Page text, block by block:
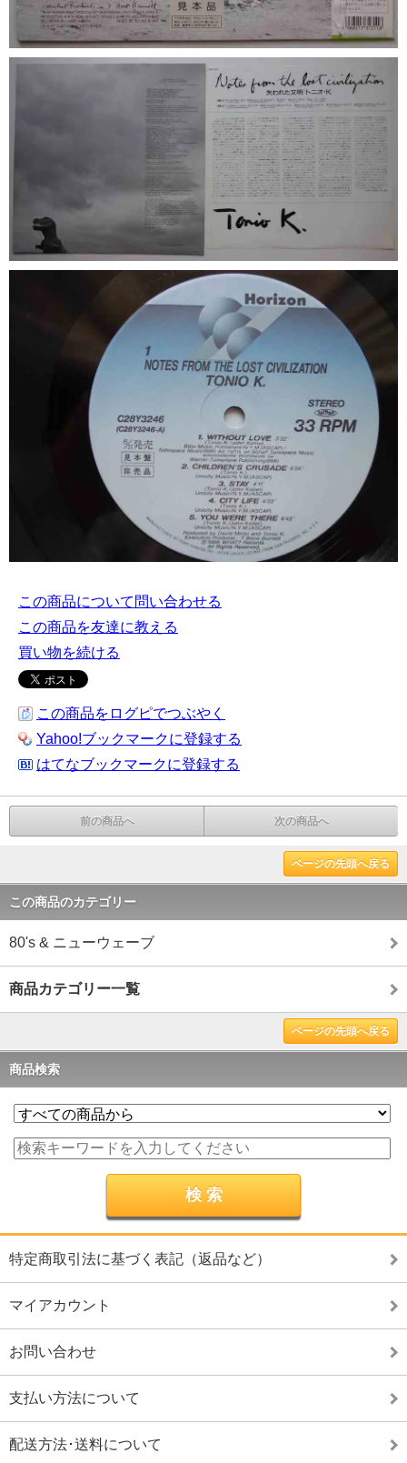
この商品について問い合わせる
この商品を友達に教える
買い物を続ける
この商品をログピでつぶやく
Yahoo!ブックマークに登録する
はてなブックマークに登録する
前の商品へ 次の商品へ
ページの先頭へ戻る
この商品のカテゴリー
80's & ニューウェーブ
商品カテゴリー一覧
ページの先頭へ戻る
商品検索
特定商取引法に基づく表記（返品など）
マイアカウント
お問い合わせ
支払い方法について
配送方法･送料について